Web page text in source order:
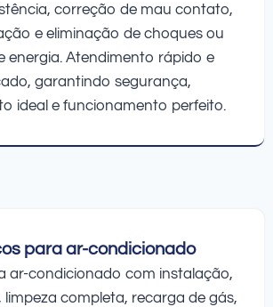
correção de mau contato,
e eliminação de choques ou
energia. Atendimento rápido e
garantindo segurança,
ideal e funcionamento perfeito.
para ar-condicionado
ar-condicionado com instalação,
completa, recarga de gás,